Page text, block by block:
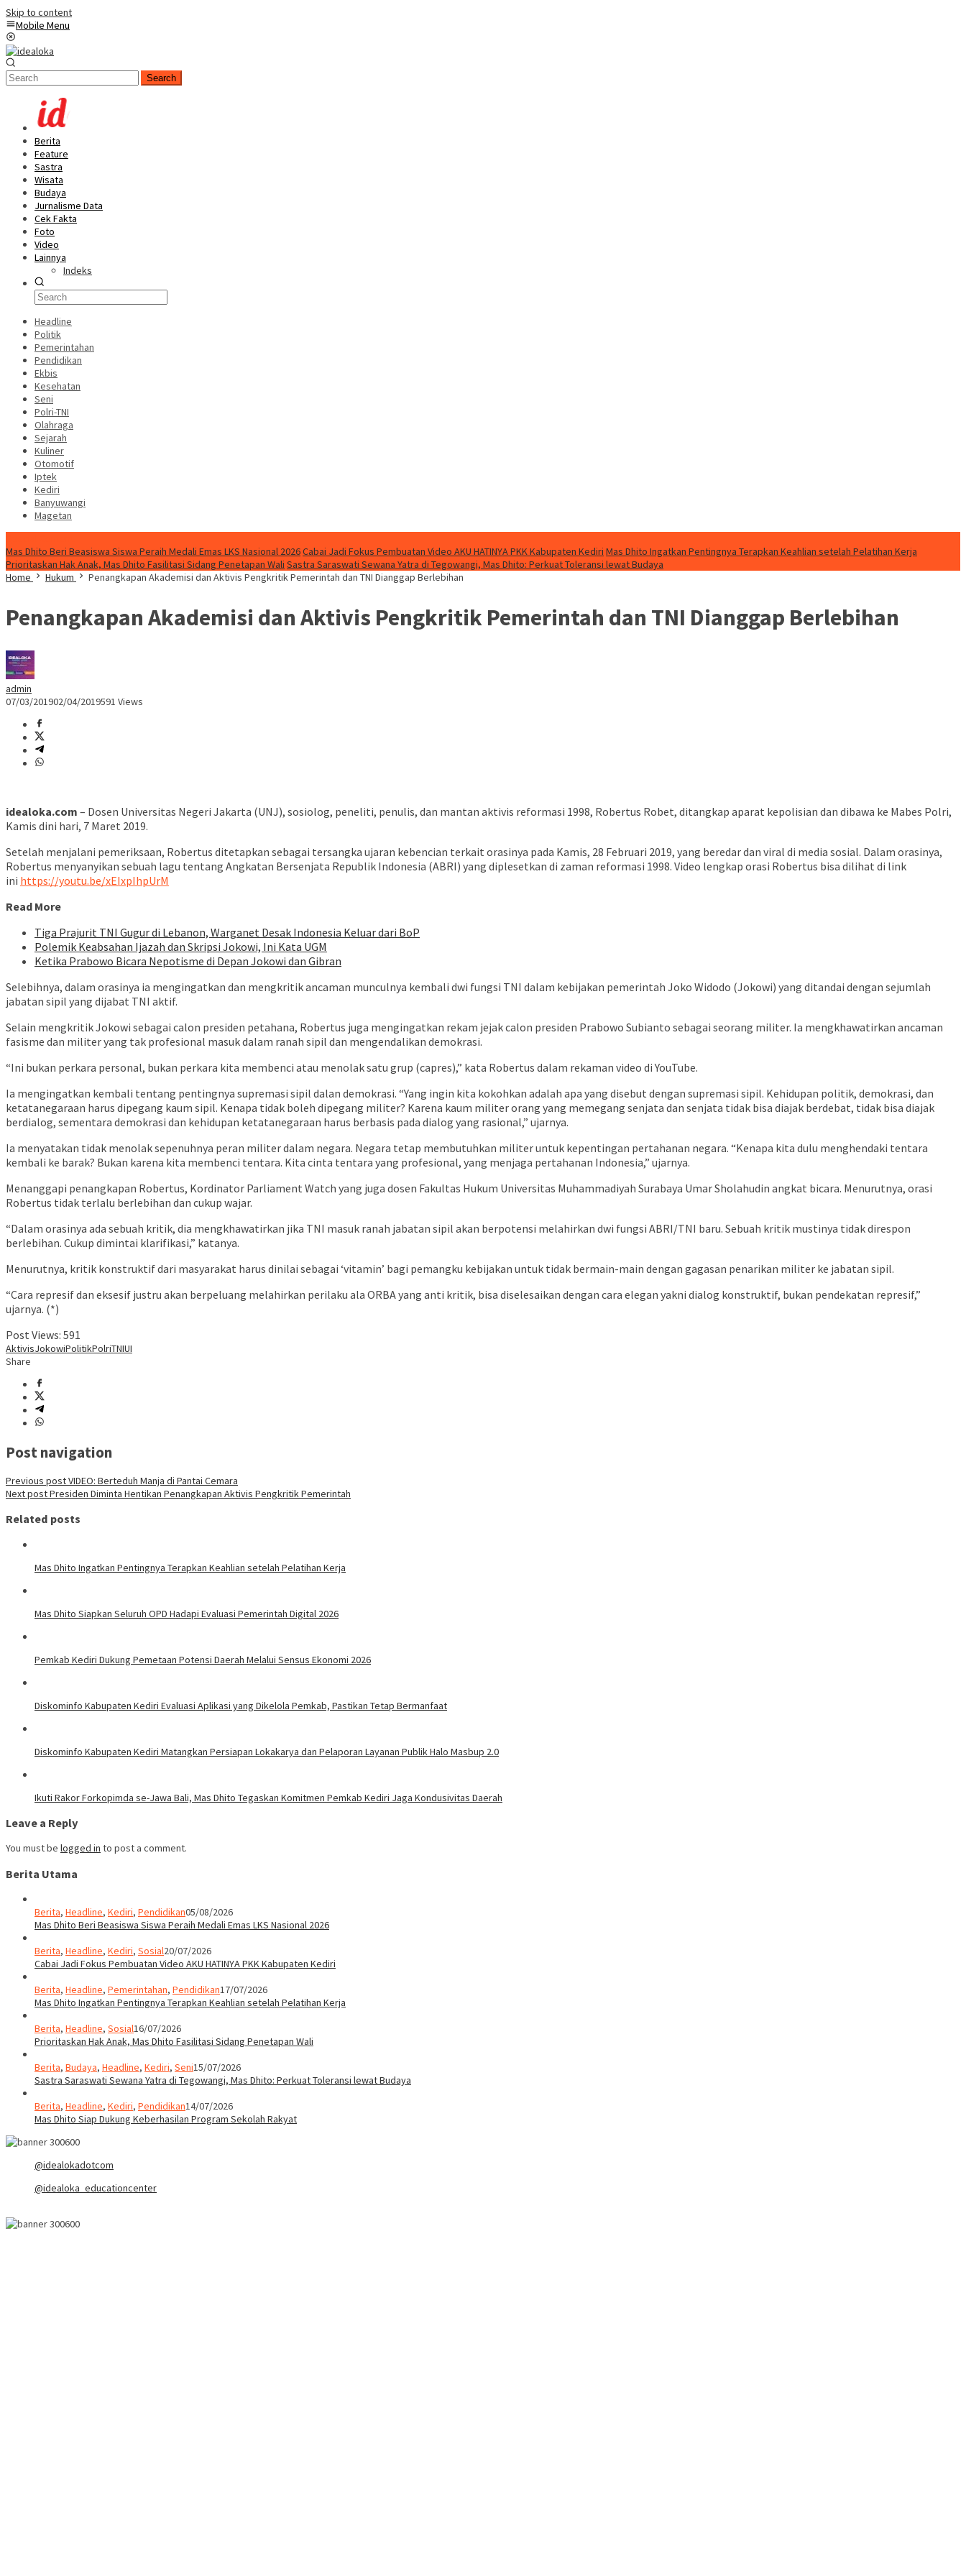
Skip to content
Mobile Menu
Search
Berita
Feature
Sastra
Wisata
Budaya
Jurnalisme Data
Cek Fakta
Foto
Video
Lainnya
Indeks
Headline
Politik
Pemerintahan
Pendidikan
Ekbis
Kesehatan
Seni
Polri-TNI
Olahraga
Sejarah
Kuliner
Otomotif
Iptek
Kediri
Banyuwangi
Magetan
Mas Dhito Beri Beasiswa Siswa Peraih Medali Emas LKS Nasional 2026Cabai Jadi Fokus Pembuatan Video AKU HATINYA PKK Kabupaten Kediri Mas Dhito Ingatkan Pentingnya Terapkan Keahlian setelah Pelatihan Kerja
Prioritaskan Hak Anak, Mas Dhito Fasilitasi Sidang Penetapan Wali Sastra Saraswati Sewana Yatra di Tegowangi, Mas Dhito: Perkuat Toleransi lewat Budaya
Home
Hukum Penangkapan Akademisi dan Aktivis Pengkritik Pemerintah dan TNI Dianggap Berlebihan
Penangkapan Akademisi dan Aktivis Pengkritik Pemerintah dan TNI Dianggap Berlebihan
admin
07/03/201902/04/2019591 Views
idealoka.com – Dosen Universitas Negeri Jakarta (UNJ), sosiolog, peneliti, penulis, dan mantan aktivis reformasi 1998, Robertus Robet, ditangkap aparat kepolisian dan dibawa ke Mabes Polri,
Kamis dini hari, 7 Maret 2019.
Setelah menjalani pemeriksaan, Robertus ditetapkan sebagai tersangka ujaran kebencian terkait orasinya pada Kamis, 28 Februari 2019, yang beredar dan viral di media sosial. Dalam orasinya,
Robertus menyanyikan sebuah lagu tentang Angkatan Bersenjata Republik Indonesia (ABRI) yang diplesetkan di zaman reformasi 1998. Video lengkap orasi Robertus bisa dilihat di link
ini https://youtu.be/xEIxpIhpUrM
Read More
Tiga Prajurit TNI Gugur di Lebanon, Warganet Desak Indonesia Keluar dari BoP
Polemik Keabsahan Ijazah dan Skripsi Jokowi, Ini Kata UGM
Ketika Prabowo Bicara Nepotisme di Depan Jokowi dan Gibran
Selebihnya, dalam orasinya ia mengingatkan dan mengkritik ancaman munculnya kembali dwi fungsi TNI dalam kebijakan pemerintah Joko Widodo (Jokowi) yang ditandai dengan sejumlah
jabatan sipil yang dijabat TNI aktif.
Selain mengkritik Jokowi sebagai calon presiden petahana, Robertus juga mengingatkan rekam jejak calon presiden Prabowo Subianto sebagai seorang militer. Ia mengkhawatirkan ancaman
fasisme dan militer yang tak profesional masuk dalam ranah sipil dan mengendalikan demokrasi.
“Ini bukan perkara personal, bukan perkara kita membenci atau menolak satu grup (capres),” kata Robertus dalam rekaman video di YouTube.
Ia mengingatkan kembali tentang pentingnya supremasi sipil dalan demokrasi. “Yang ingin kita kokohkan adalah apa yang disebut dengan supremasi sipil. Kehidupan politik, demokrasi, dan
ketatanegaraan harus dipegang kaum sipil. Kenapa tidak boleh dipegang militer? Karena kaum militer orang yang memegang senjata dan senjata tidak bisa diajak berdebat, tidak bisa diajak
berdialog, sementara demokrasi dan kehidupan ketatanegaraan harus berbasis pada dialog yang rasional,” ujarnya.
Ia menyatakan tidak menolak sepenuhnya peran militer dalam negara. Negara tetap membutuhkan militer untuk kepentingan pertahanan negara. “Kenapa kita dulu menghendaki tentara
kembali ke barak? Bukan karena kita membenci tentara. Kita cinta tentara yang profesional, yang menjaga pertahanan Indonesia,” ujarnya.
Menanggapi penangkapan Robertus, Kordinator Parliament Watch yang juga dosen Fakultas Hukum Universitas Muhammadiyah Surabaya Umar Sholahudin angkat bicara. Menurutnya, orasi
Robertus tidak terlalu berlebihan dan cukup wajar.
“Dalam orasinya ada sebuah kritik, dia mengkhawatirkan jika TNI masuk ranah jabatan sipil akan berpotensi melahirkan dwi fungsi ABRI/TNI baru. Sebuah kritik mustinya tidak direspon
berlebihan. Cukup dimintai klarifikasi,” katanya.
Menurutnya, kritik konstruktif dari masyarakat harus dinilai sebagai ‘vitamin’ bagi pemangku kebijakan untuk tidak bermain-main dengan gagasan penarikan militer ke jabatan sipil.
“Cara represif dan eksesif justru akan berpeluang melahirkan perilaku ala ORBA yang anti kritik, bisa diselesaikan dengan cara elegan yakni dialog konstruktif, bukan pendekatan represif,”
ujarnya. (*)
Post Views: 591
AktivisJokowiPolitikPolriTNIUI
Share
Post navigation
Previous postVIDEO: Berteduh Manja di Pantai Cemara
Next postPresiden Diminta Hentikan Penangkapan Aktivis Pengkritik Pemerintah
Related posts
Mas Dhito Ingatkan Pentingnya Terapkan Keahlian setelah Pelatihan Kerja
Mas Dhito Siapkan Seluruh OPD Hadapi Evaluasi Pemerintah Digital 2026
Pemkab Kediri Dukung Pemetaan Potensi Daerah Melalui Sensus Ekonomi 2026
Diskominfo Kabupaten Kediri Evaluasi Aplikasi yang Dikelola Pemkab, Pastikan Tetap Bermanfaat
Diskominfo Kabupaten Kediri Matangkan Persiapan Lokakarya dan Pelaporan Layanan Publik Halo Masbup 2.0
Ikuti Rakor Forkopimda se-Jawa Bali, Mas Dhito Tegaskan Komitmen Pemkab Kediri Jaga Kondusivitas Daerah
Leave a Reply
You must be logged in to post a comment.
Berita Utama
Berita, Headline, Kediri, Pendidikan05/08/2026
Mas Dhito Beri Beasiswa Siswa Peraih Medali Emas LKS Nasional 2026
Berita, Headline, Kediri, Sosial20/07/2026
Cabai Jadi Fokus Pembuatan Video AKU HATINYA PKK Kabupaten Kediri
Berita, Headline, Pemerintahan, Pendidikan17/07/2026
Mas Dhito Ingatkan Pentingnya Terapkan Keahlian setelah Pelatihan Kerja
Berita, Headline, Sosial16/07/2026
Prioritaskan Hak Anak, Mas Dhito Fasilitasi Sidang Penetapan Wali
Berita, Budaya, Headline, Kediri, Seni15/07/2026
Sastra Saraswati Sewana Yatra di Tegowangi, Mas Dhito: Perkuat Toleransi lewat Budaya
Berita, Headline, Kediri, Pendidikan14/07/2026
Mas Dhito Siap Dukung Keberhasilan Program Sekolah Rakyat
@idealokadotcom
@idealoka_educationcenter